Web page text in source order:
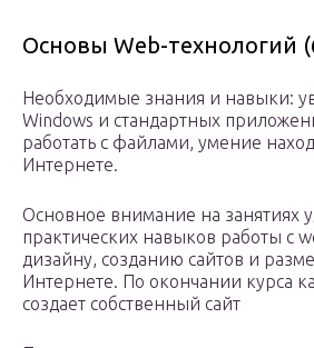
Основы Web-технологий
Необходимые знания и навыки:
Windows и стандартных
работать с файлами, умение
Интернете.
Основное внимание на занятиях
практических навыков работы с
дизайну, созданию сайтов и
Интернете. По окончании курса
создает собственный сайт